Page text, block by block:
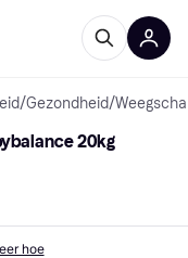
/Gezondheid/
20kg
hoe